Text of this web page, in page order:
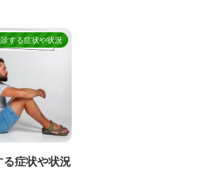
する症状や状況
る症状や状況